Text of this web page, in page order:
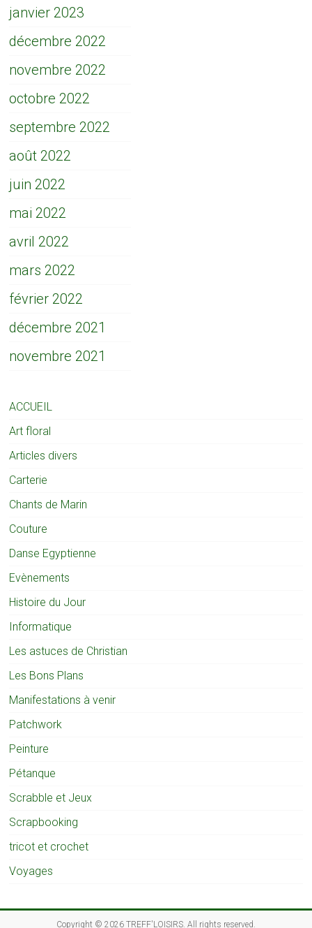
janvier 2023
décembre 2022
novembre 2022
octobre 2022
septembre 2022
août 2022
juin 2022
mai 2022
avril 2022
mars 2022
février 2022
décembre 2021
novembre 2021
ACCUEIL
Art floral
Articles divers
Carterie
Chants de Marin
Couture
Danse Egyptienne
Evènements
Histoire du Jour
Informatique
Les astuces de Christian
Les Bons Plans
Manifestations à venir
Patchwork
Peinture
Pétanque
Scrabble et Jeux
Scrapbooking
tricot et crochet
Voyages
Copyright © 2026 TREFF'LOISIRS. All rights reserved.